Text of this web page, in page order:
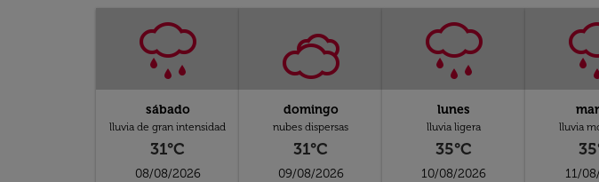
sábado
lluvia de gran intensidad
31°C
08/08/2026
domingo
nubes dispersas
31°C
09/08/2026
lunes
lluvia ligera
35°C
10/08/2026
lluvia
11/